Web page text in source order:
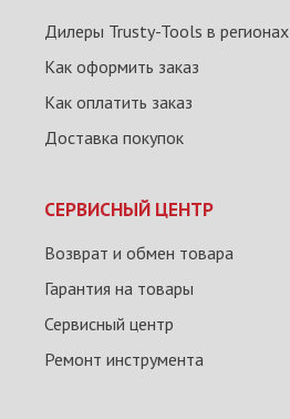
Дилеры Trusty-Tools в регионах
Как оформить заказ
Как оплатить заказ
Доставка покупок
СЕРВИСНЫЙ ЦЕНТР
Возврат и обмен товара
Гарантия на товары
Сервисный центр
Ремонт инструмента